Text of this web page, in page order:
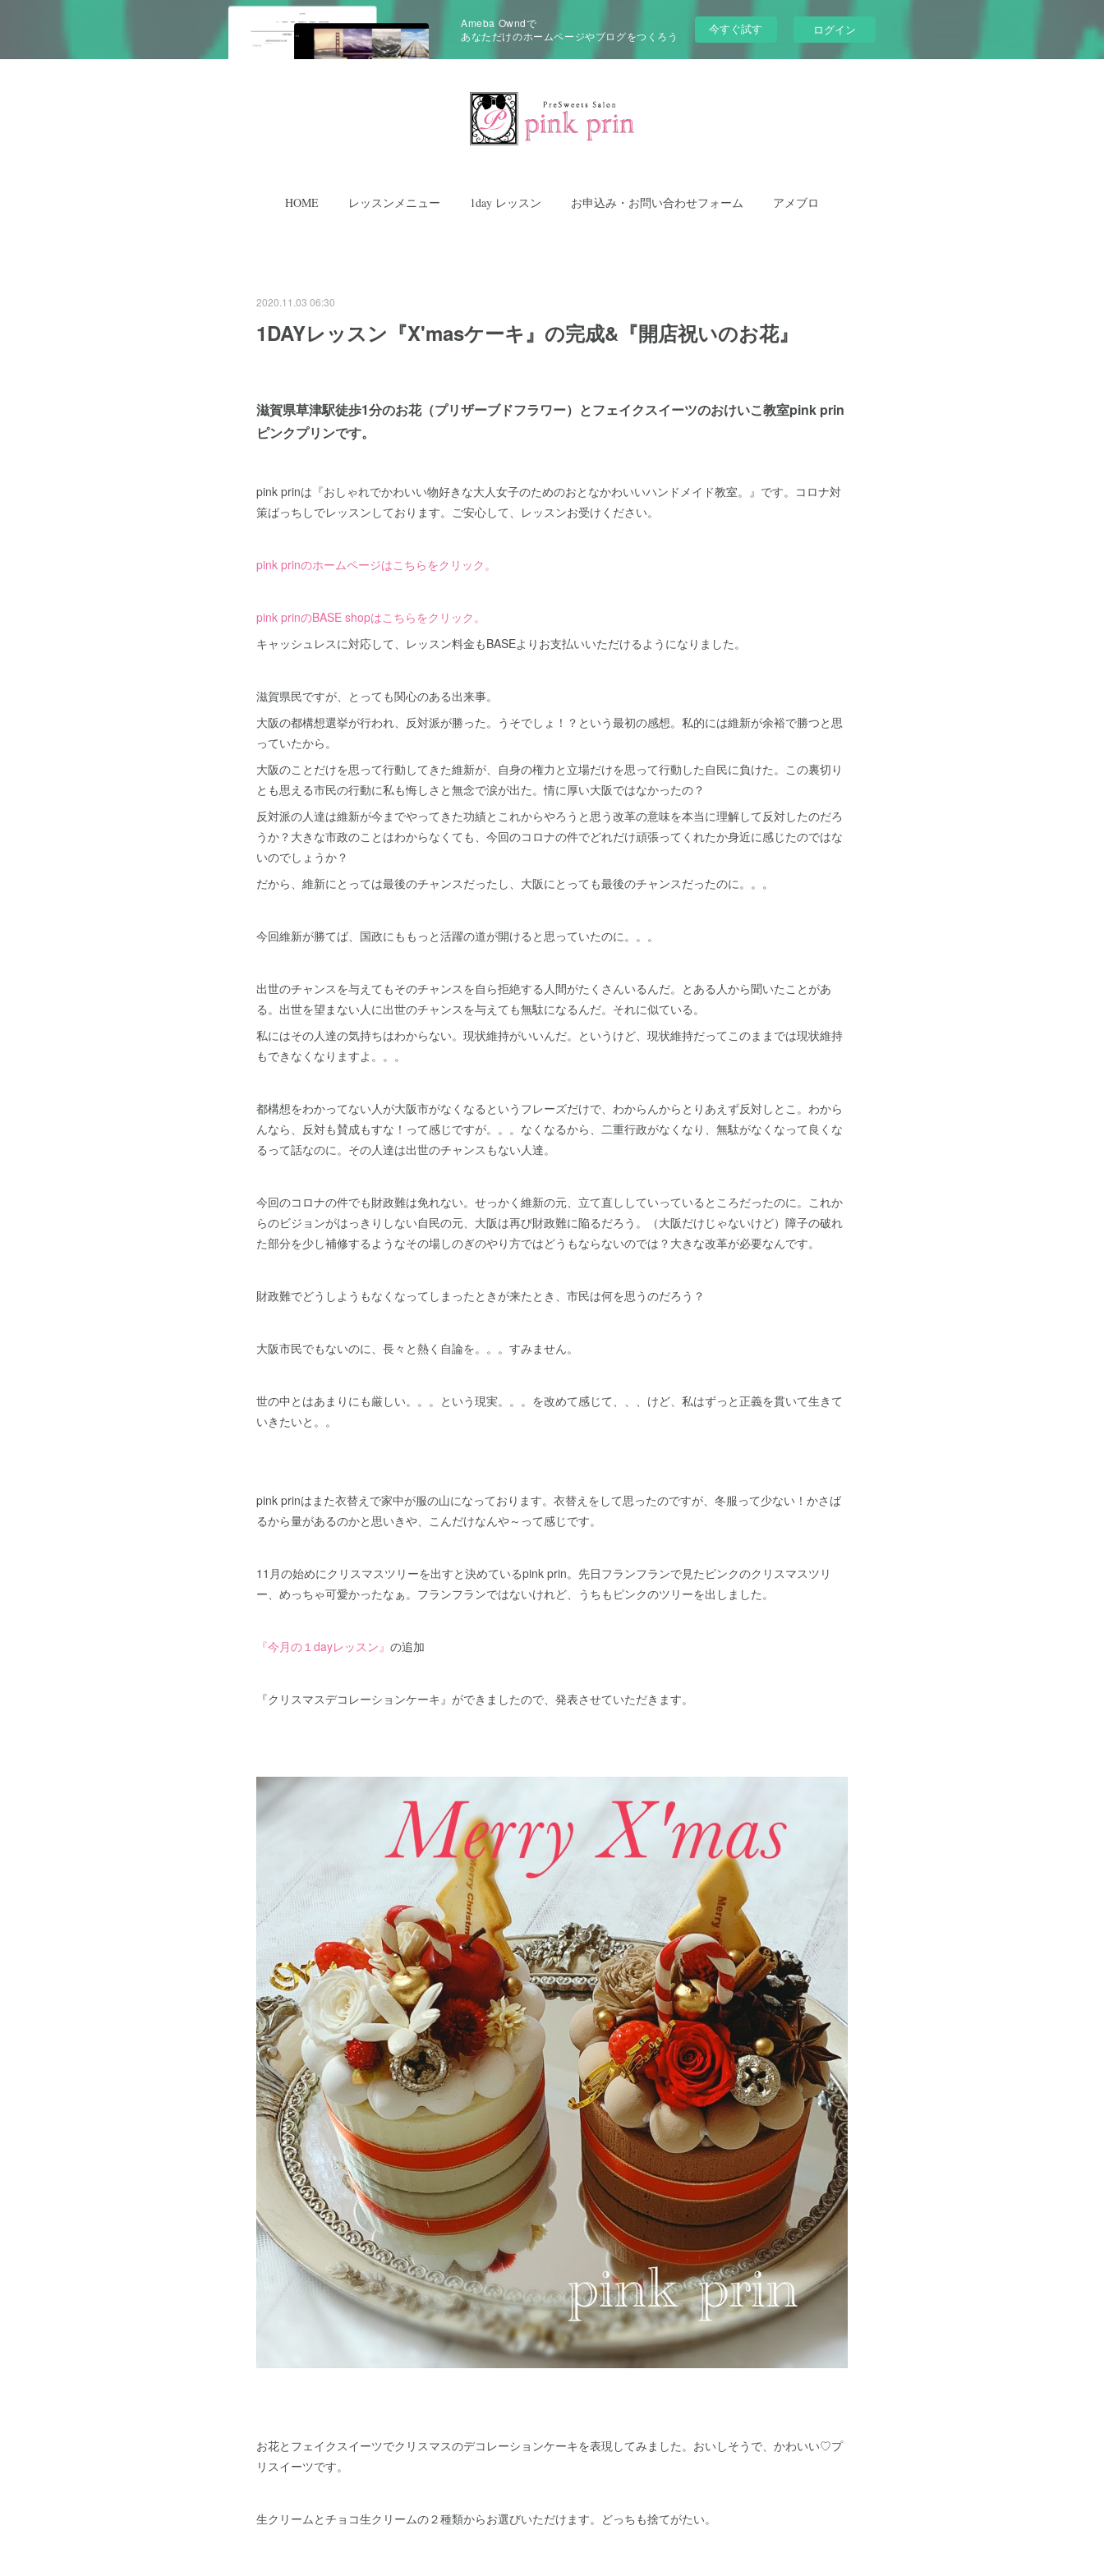
Ameba Owndで
あなただけのホームページやブログをつくろう
今すぐ試す ログイン
HOME レッスンメニュー 1day レッスン お申込み・お問い合わせフォーム アメブロ
2020.11.03 06:30
1DAYレッスン『X'masケーキ』の完成&『開店祝いのお花』
滋賀県草津駅徒歩1分のお花（プリザーブドフラワー）とフェイクスイーツのおけいこ教室pink prin
ピンクプリンです。
pink prinは『おしゃれでかわいい物好きな大人女子のためのおとなかわいいハンドメイド教室。』です。コロナ対
策ばっちしでレッスンしております。ご安心して、レッスンお受けください。
pink prinのホームページはこちらをクリック。
pink prinのBASE shopはこちらをクリック。
キャッシュレスに対応して、レッスン料金もBASEよりお支払いいただけるようになりました。
滋賀県民ですが、とっても関心のある出来事。
大阪の都構想選挙が行われ、反対派が勝った。うそでしょ！？という最初の感想。私的には維新が余裕で勝つと思
っていたから。
大阪のことだけを思って行動してきた維新が、自身の権力と立場だけを思って行動した自民に負けた。この裏切り
とも思える市民の行動に私も悔しさと無念で涙が出た。情に厚い大阪ではなかったの？
反対派の人達は維新が今までやってきた功績とこれからやろうと思う改革の意味を本当に理解して反対したのだろ
うか？大きな市政のことはわからなくても、今回のコロナの件でどれだけ頑張ってくれたか身近に感じたのではな
いのでしょうか？
だから、維新にとっては最後のチャンスだったし、大阪にとっても最後のチャンスだったのに。。。
今回維新が勝てば、国政にももっと活躍の道が開けると思っていたのに。。。
出世のチャンスを与えてもそのチャンスを自ら拒絶する人間がたくさんいるんだ。とある人から聞いたことがあ
る。出世を望まない人に出世のチャンスを与えても無駄になるんだ。それに似ている。
私にはその人達の気持ちはわからない。現状維持がいいんだ。というけど、現状維持だってこのままでは現状維持
もできなくなりますよ。。。
都構想をわかってない人が大阪市がなくなるというフレーズだけで、わからんからとりあえず反対しとこ。わから
んなら、反対も賛成もすな！って感じですが。。。なくなるから、二重行政がなくなり、無駄がなくなって良くな
るって話なのに。その人達は出世のチャンスもない人達。
今回のコロナの件でも財政難は免れない。せっかく維新の元、立て直ししていっているところだったのに。これか
らのビジョンがはっきりしない自民の元、大阪は再び財政難に陥るだろう。（大阪だけじゃないけど）障子の破れ
た部分を少し補修するようなその場しのぎのやり方ではどうもならないのでは？大きな改革が必要なんです。
財政難でどうしようもなくなってしまったときが来たとき、市民は何を思うのだろう？
大阪市民でもないのに、長々と熱く自論を。。。すみません。
世の中とはあまりにも厳しい。。。という現実。。。を改めて感じて、、、けど、私はずっと正義を貫いて生きて
いきたいと。。
pink prinはまた衣替えで家中が服の山になっております。衣替えをして思ったのですが、冬服って少ない！かさば
るから量があるのかと思いきや、こんだけなんや～って感じです。
11月の始めにクリスマスツリーを出すと決めているpink prin。先日フランフランで見たピンクのクリスマスツリ
ー、めっちゃ可愛かったなぁ。フランフランではないけれど、うちもピンクのツリーを出しました。
『今月の１dayレッスン』 の追加
『クリスマスデコレーションケーキ』ができましたので、発表させていただきます。
お花とフェイクスイーツでクリスマスのデコレーションケーキを表現してみました。おいしそうで、かわいい♡プ
リスイーツです。
生クリームとチョコ生クリームの２種類からお選びいただけます。どっちも捨てがたい。